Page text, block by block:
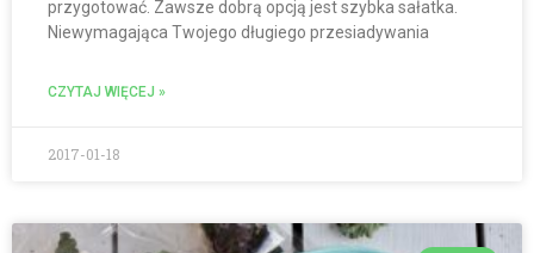
przygotować. Zawsze dobrą opcją jest szybka sałatka.
Niewymagająca Twojego długiego przesiadywania
CZYTAJ WIĘCEJ »
2017-01-18